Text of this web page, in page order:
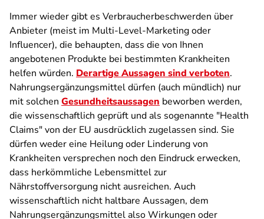
Immer wieder gibt es Verbraucherbeschwerden über
Anbieter (meist im Multi-Level-Marketing oder
Influencer), die behaupten, dass die von Ihnen
angebotenen Produkte bei bestimmten Krankheiten
helfen würden. Derartige Aussagen sind verboten.
Nahrungsergänzungsmittel dürfen (auch mündlich) nur
mit solchen Gesundheitsaussagen beworben werden,
die wissenschaftlich geprüft und als sogenannte "Health
Claims" von der EU ausdrücklich zugelassen sind. Sie
dürfen weder eine Heilung oder Linderung von
Krankheiten versprechen noch den Eindruck erwecken,
dass herkömmliche Lebensmittel zur
Nährstoffversorgung nicht ausreichen. Auch
wissenschaftlich nicht haltbare Aussagen, dem
Nahrungsergänzungsmittel also Wirkungen oder